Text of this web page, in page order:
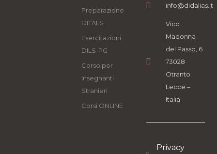
Preparazione
DITALS
Esercitazioni
DILS-PG
Corso per
Insegnanti
Stranieri
Corsi ONLINE
info@didalias.it
Vico
Madonna
del Passo, 6
73028
Otranto
Lecce –
Italia
Privacy